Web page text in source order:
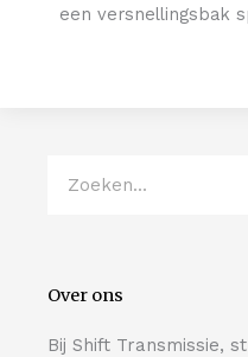
een versnellingsbak
Over ons
Bij Shift Transmissie,